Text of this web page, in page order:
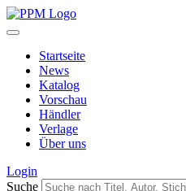
Startseite
News
Katalog
Vorschau
Händler
Verlage
Über uns
Login
Suche